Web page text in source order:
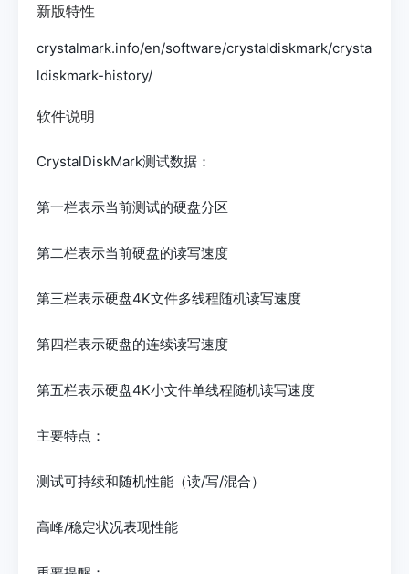
新版特性
crystalmark.info/en/software/crystaldiskmark/crysta
ldiskmark-history/
软件说明
CrystalDiskMark测试数据：
第一栏表示当前测试的硬盘分区
第二栏表示当前硬盘的读写速度
第三栏表示硬盘4K文件多线程随机读写速度
第四栏表示硬盘的连续读写速度
第五栏表示硬盘4K小文件单线程随机读写速度
主要特点：
测试可持续和随机性能（读/写/混合）
高峰/稳定状况表现性能